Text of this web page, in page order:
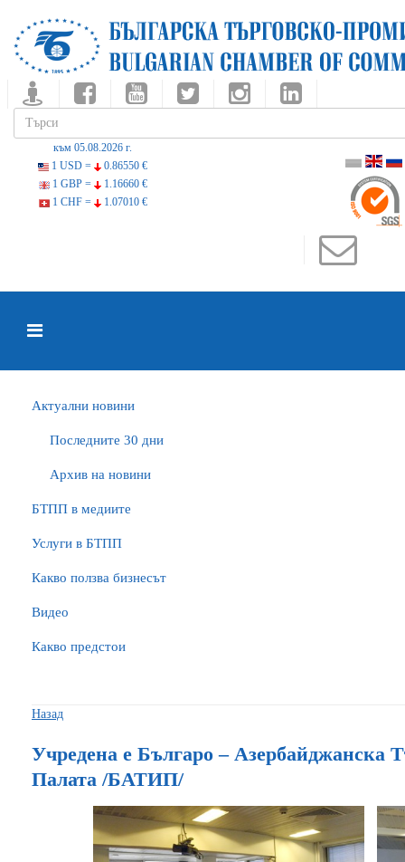
към 05.08.2026 г.
1 USD =
0.86550 €
1 GBP =
1.16660 €
1 CHF =
1.07010 €
Актуални новини
Последните 30 дни
Архив на новини
БTПП в медиите
Услуги в БТПП
Какво ползва бизнесът
Видео
Какво предстои
Назад
Учредена е Българо – Азербайджанска
Палата /БАТИП/